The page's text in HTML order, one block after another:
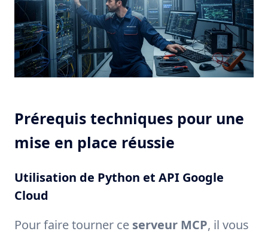
Prérequis techniques pour une
mise en place réussie
Utilisation de Python et API Google
Cloud
Pour faire tourner ce serveur MCP, il vous